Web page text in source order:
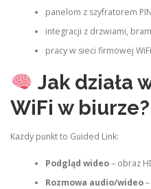
panelom z szyfratorem
integracji z drzwiami,
pracy w sieci firmowej
Jak działa
WiFi w biurze?
Każdy punkt to Guided Link:
Podgląd wideo– obraz
Rozmowa audio/wideo–